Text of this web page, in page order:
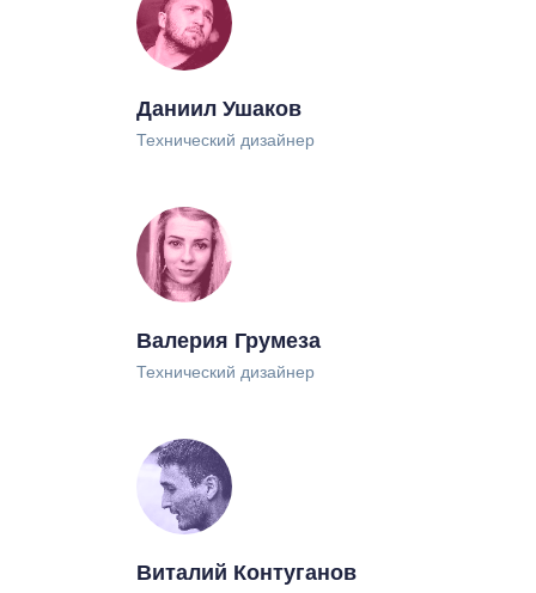
Даниил Ушаков
Технический дизайнер
Валерия Грумеза
Технический дизайнер
Виталий Контуганов
Проект Романа Горбачёва
Подписаться
Пользовательским соглашением
ООО «Логомашина»